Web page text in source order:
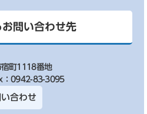
問い合わせ先
町1118番地
：0942-83-3095
合わせ